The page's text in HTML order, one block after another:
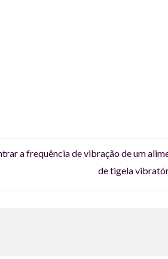
a frequência de vibração de um
de tigela